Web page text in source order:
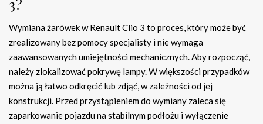
3?
Wymiana żarówek w Renault Clio 3 to proces, który może być
zrealizowany bez pomocy specjalisty i nie wymaga
zaawansowanych umiejętności mechanicznych. Aby rozpocząć,
należy zlokalizować pokrywę lampy. W większości przypadków
można ją łatwo odkręcić lub zdjąć, w zależności od jej
konstrukcji. Przed przystąpieniem do wymiany zaleca się
zaparkowanie pojazdu na stabilnym podłożu i wyłączenie